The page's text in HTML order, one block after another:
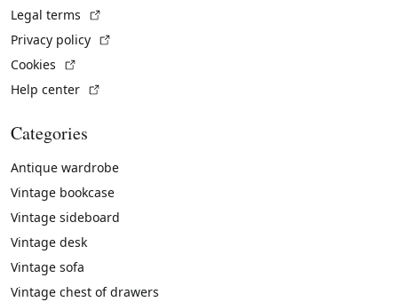
Legal terms
Privacy policy
Cookies
Help center
Categories
Antique wardrobe
Vintage bookcase
Vintage sideboard
Vintage desk
Vintage sofa
Vintage chest of drawers